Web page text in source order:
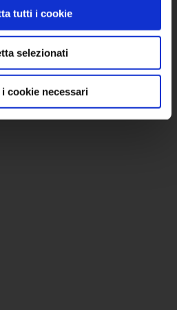
tutti i cookie
selezionati
cookie necessari